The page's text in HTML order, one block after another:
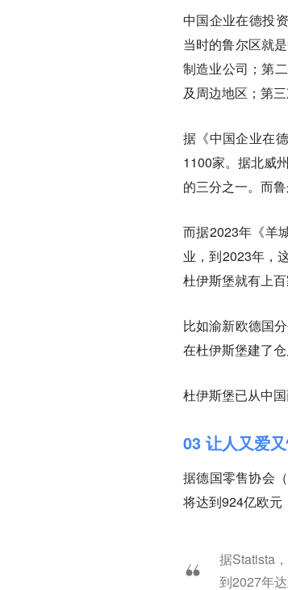
中国企业在德投
当时的鲁尔区就
制造业公司；第
及周边地区；第
据《中国企业在
1100家。据北威
的三分之一。而
而据2023年《羊
业，到2023年，
杜伊斯堡就有上
比如渝新欧德国
在杜伊斯堡建了
杜伊斯堡已从中
03 让人又爱
据德国零售协会
将达到924亿欧元
据Statista
到2027年